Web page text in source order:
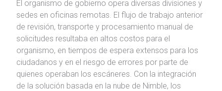
El organismo de gobierno opera diversas divisiones y
sedes en oficinas remotas. El flujo de trabajo anterior
de revisión, transporte y procesamiento manual de
solicitudes resultaba en altos costos para el
organismo, en tiempos de espera extensos para los
ciudadanos y en el riesgo de errores por parte de
quienes operaban los escáneres. Con la integración
de la solución basada en la nube de Nimble, los